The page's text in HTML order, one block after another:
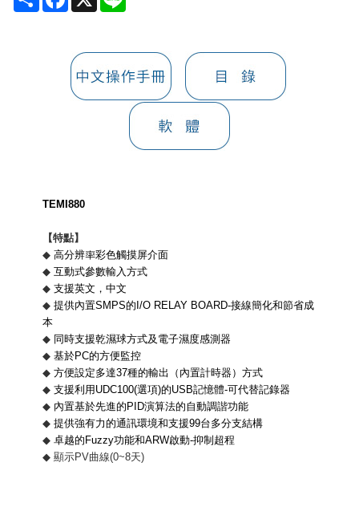
TEMI880
【特點】
◆ 高分辨率彩色觸摸屏介面
◆ 互動式參數輸入方式
◆ 支援英文，中文
◆ 提供內置SMPS的I/O RELAY BOARD-接線簡化和節省成
本
◆ 同時支援乾濕球方式及電子濕度感測器
◆ 基於PC的方便監控
◆ 方便設定多達37種的輸出（內置計時器）方式
◆ 支援利用UDC100(選項)的USB記憶體-可代替記錄器
◆ 內置基於先進的PID演算法的自動調諧功能
◆ 提供強有力的通訊環境和支援99台多分支結構
◆ 卓越的Fuzzy功能和ARW啟動-抑制超程
◆ 顯示PV曲線(0~8天)